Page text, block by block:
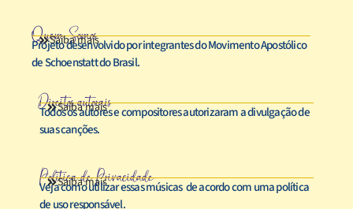
Quem Somos
Saiba mais
Projeto desenvolvido por integrantes do Movimento Apostólico
de Schoenstatt do Brasil.
Direitos autorais
Saiba mais
Todos os autores e compositores autorizaram a divulgação de
suas canções.
Política de Privacidade
Saiba mais
Veja como utilizar essas músicas de acordo com uma política
de uso responsável.